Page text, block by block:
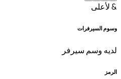
& لأعلى
وسوم السيرفرات
لديه وسم سيرفر
الرمز